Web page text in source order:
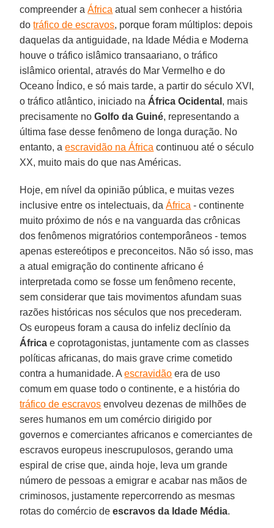
compreender aÁfrica atual sem conhecer a história
do tráfico de escravos, porque foram múltiplos: depois
daquelas da antiguidade, na Idade Média e Moderna
houve o tráfico islâmico transaariano, o tráfico
islâmico oriental, através do Mar Vermelho e do
Oceano Índico, e só mais tarde, a partir do século XVI,
o tráfico atlântico, iniciado na África Ocidental , mais
precisamente no Golfo da Guiné, representando a
última fase desse fenômeno de longa duração. No
entanto, aescravidão na África continuou até o século
XX, muito mais do que nas Américas.
Hoje, em nível da opinião pública, e muitas vezes
inclusive entre os intelectuais, daÁfrica - continente
muito próximo de nós e na vanguarda das crônicas
dos fenômenos migratórios contemporâneos - temos
apenas estereótipos e preconceitos. Não só isso, mas
a atual emigração do continente africano é
interpretada como se fosse um fenômeno recente,
sem considerar que tais movimentos afundam suas
razões históricas nos séculos que nos precederam.
Os europeus foram a causa do infeliz declínio da
África e coprotagonistas, juntamente com as classes
políticas africanas, do mais grave crime cometido
contra a humanidade. Aescravidão era de uso
comum em quase todo o continente, e a história do
tráfico de escravos envolveu dezenas de milhões de
seres humanos em um comércio dirigido por
governos e comerciantes africanos e comerciantes de
escravos europeus inescrupulosos, gerando uma
espiral de crise que, ainda hoje, leva um grande
número de pessoas a emigrar e acabar nas mãos de
criminosos, justamente repercorrendo as mesmas
rotas do comércio deescravos da Idade Média.